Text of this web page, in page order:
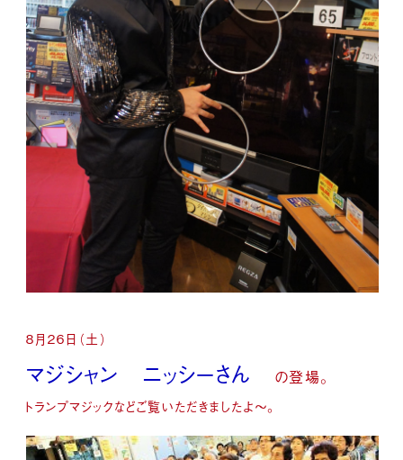
８月２６日（土）
マジシャン ニッシーさん の登場。
トランプマジックなどご覧いただきましたよ～。